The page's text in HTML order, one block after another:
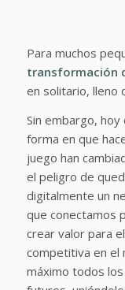
Para muchos
transformación
en solitario, lleno
Sin embargo,
forma en que
juego han
el peligro de
digitalmente un
que conectamos
crear valor para
competitiva en el
máximo todos